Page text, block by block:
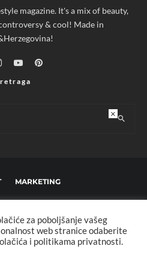
magazine. It's a mix of beauty,
& cool! Made in
MARKETING
O NAMA
Sva prava zadržana. Developed by:
za poboljšanje vašeg
web stranice odaberite
i politikama privatnosti.
×